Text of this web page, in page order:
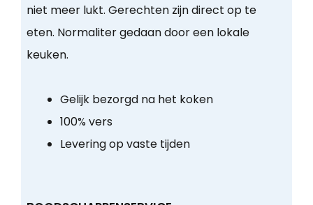
niet meer lukt. Gerechten zijn direct op te
eten. Normaliter gedaan door een lokale
keuken.
Gelijk bezorgd na het koken
100% vers
Levering op vaste tijden